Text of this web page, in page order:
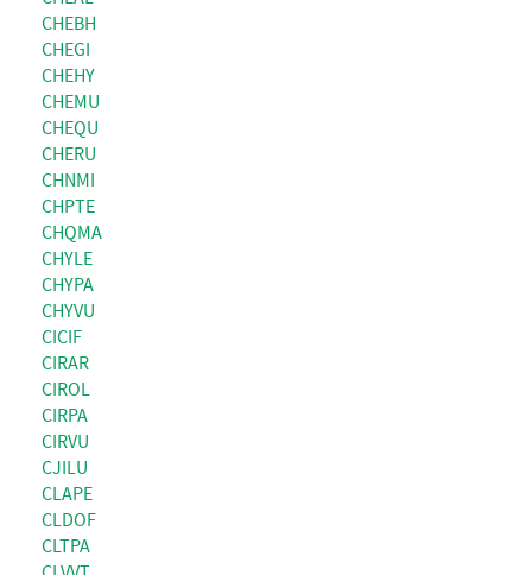
CHEBH
CHEGI
CHEHY
CHEMU
CHEQU
CHERU
CHNMI
CHPTE
CHQMA
CHYLE
CHYPA
CHYVU
CICIF
CIRAR
CIROL
CIRPA
CIRVU
CJILU
CLAPE
CLDOF
CLTPA